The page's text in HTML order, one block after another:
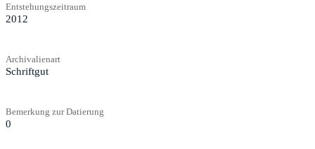
Entstehungszeitraum
2012
Archivalienart
Schriftgut
Bemerkung zur Datierung
0